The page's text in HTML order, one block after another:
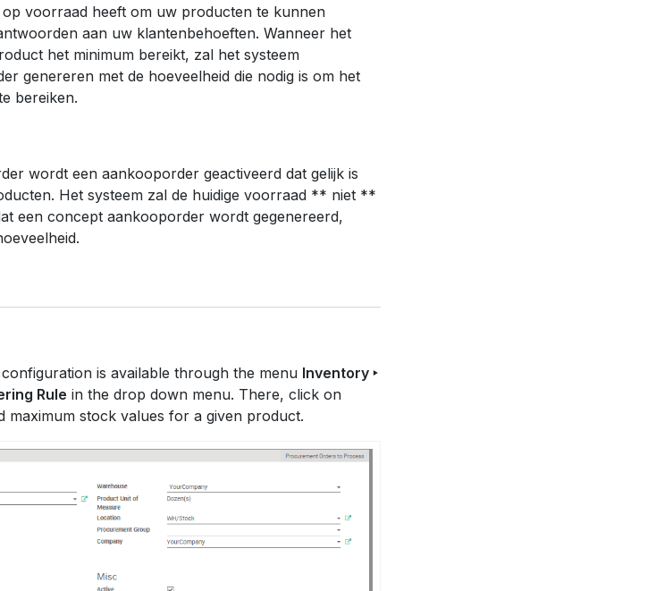
voorraad heeft om uw producten te kunnen
aan uw klantenbehoeften. Wanneer het
het minimum bereikt, zal het systeem
genereren met de hoeveelheid die nodig is om het
bereiken.
wordt een aankooporder geactiveerd dat gelijk is
Het systeem zal de huidige voorraad ** niet **
een concept aankooporder wordt gegenereerd,
is available through the menu Inventory ‣
Rule in the drop down menu. There, click on
maximum stock values for a given product.